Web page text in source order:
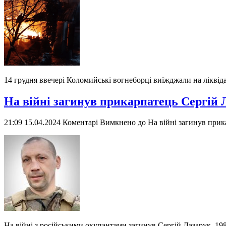
14 грудня ввечері Коломийські вогнеборці виїжджали на
На війні загинув прикарпатець Сергій
21:09 15.04.2024 Коментарі Вимкнено до На війні загинув